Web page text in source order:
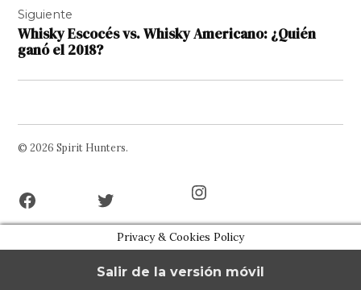
Siguiente
Whisky Escocés vs. Whisky Americano: ¿Quién
ganó el 2018?
© 2026 Spirit Hunters.
Privacy & Cookies Policy
Salir de la versión móvil